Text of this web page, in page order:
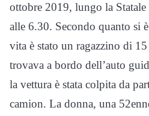
ottobre 2019, lungo la
alle 6.30. Secondo quanto si
vita è stato un ragazzino di
trovava a bordo dell’auto
la vettura è stata colpita da
camion. La donna, una